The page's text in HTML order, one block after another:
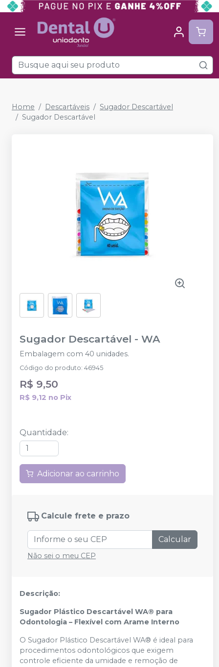
Home Descartáveis
Sugador Descartável
Sugador Descartável
Sugador Descartável - WA
Embalagem com 40 unidades.
Código do produto: 46945
R$ 9,50
R$ 9,12 no Pix
Quantidade:
Adicionar ao carrinho
Calcule frete e prazo
Calcular
Não sei o meu CEP
Descrição:
Sugador Plástico Descartável WA® para
Odontologia – Flexível com Arame Interno
O Sugador Plástico Descartável WA® é ideal para
procedimentos odontológicos que exigem
controle eficiente da umidade e remoção de